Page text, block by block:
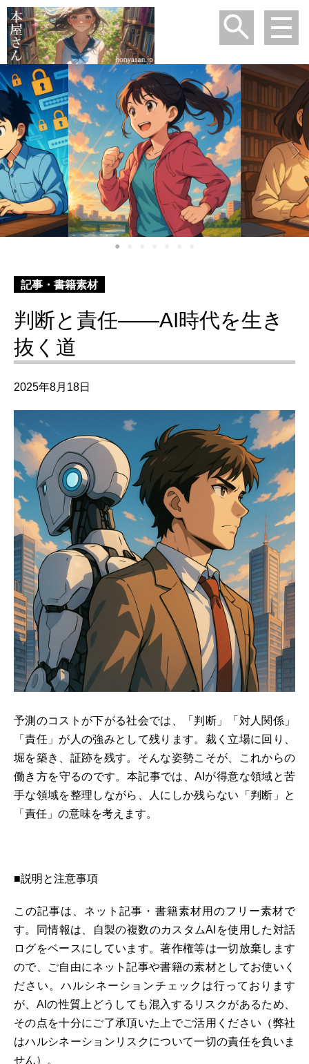
●
記事・書籍素材
判断と責任――AI時代を生き
抜く道
2025年8月18日
予測のコストが下がる社会では、「判断」「対人関係」
「責任」が人の強みとして残ります。裁く立場に回り、
堀を築き、証跡を残す。そんな姿勢こそが、これからの
働き方を守るのです。本記事では、AIが得意な領域と苦
手な領域を整理しながら、人にしか残らない「判断」と
「責任」の意味を考えます。
■説明と注意事項
この記事は、ネット記事・書籍素材用のフリー素材で
す。同情報は、自製の複数のカスタムAIを使用した対話
ログをベースにしています。著作権等は一切放棄します
ので、ご自由にネット記事や書籍の素材としてお使いく
ださい。ハルシネーションチェックは行っております
が、AIの性質上どうしても混入するリスクがあるため、
その点を十分にご了承頂いた上でご活用ください（弊社
はハルシネーションリスクについて一切の責任を負いま
せん）。